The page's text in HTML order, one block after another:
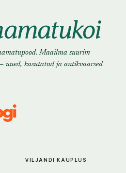
Maailma suurim
uued, kasutatud ja antikvaarsed
VILJANDI KAUPLUS